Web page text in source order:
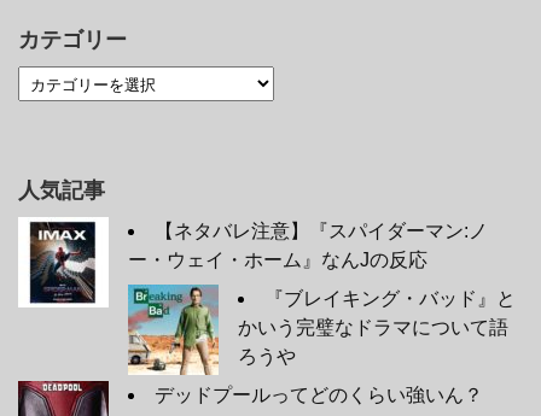
カテゴリー
人気記事
【ネタバレ注意】『スパイダーマン:ノ
ー・ウェイ・ホーム』なんJの反応
『ブレイキング・バッド』と
かいう完璧なドラマについて語
ろうや
デッドプールってどのくらい強いん？